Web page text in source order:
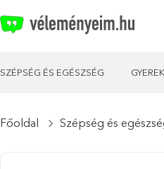
SZÉPSÉG ÉS EGÉSZSÉG
Főoldal Szépség és